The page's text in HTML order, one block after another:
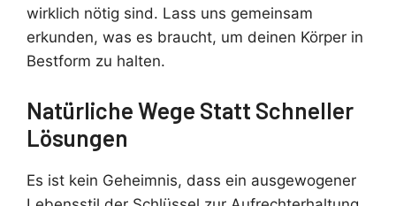
wirklich nötig sind. Lass uns gemeinsam
erkunden, was es braucht, um deinen Körper in
Bestform zu halten.
Natürliche Wege Statt Schneller
Lösungen
Es ist kein Geheimnis, dass ein ausgewogener